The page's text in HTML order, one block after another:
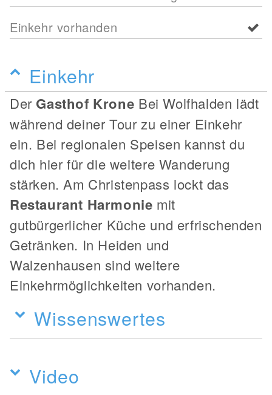
Einkehr vorhanden
Einkehr
Der Gasthof Krone Bei Wolfhalden lädt
während deiner Tour zu einer Einkehr
ein. Bei regionalen Speisen kannst du
dich hier für die weitere Wanderung
stärken. Am Christenpass lockt das
Restaurant Harmonie mit
gutbürgerlicher Küche und erfrischenden
Getränken. In Heiden und
Walzenhausen sind weitere
Einkehrmöglichkeiten vorhanden.
Wissenswertes
Video